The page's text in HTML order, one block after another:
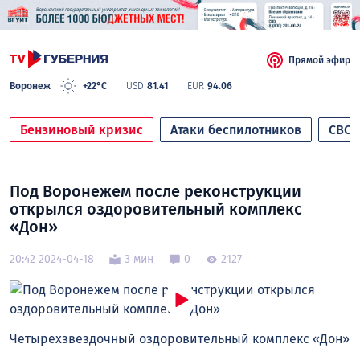
Воронеж +22°C USD 81.41 EUR 94.06
Прямой эфир
Бензиновый кризис Атаки беспилотников СВО
Под Воронежем после реконструкции
открылся оздоровительный комплекс
«Дон»
20:42 2024-04-18 3 мин 0 2127
Четырехзвездочный оздоровительный комплекс «Дон»